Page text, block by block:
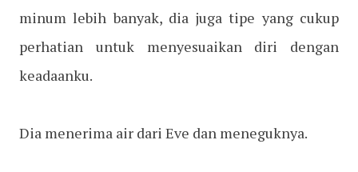
minum lebih banyak, dia juga tipe yang cukup
perhatian untuk menyesuaikan diri dengan
keadaanku.
Dia menerima air dari Eve dan meneguknya.